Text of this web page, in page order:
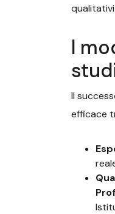
l
Il
efficace